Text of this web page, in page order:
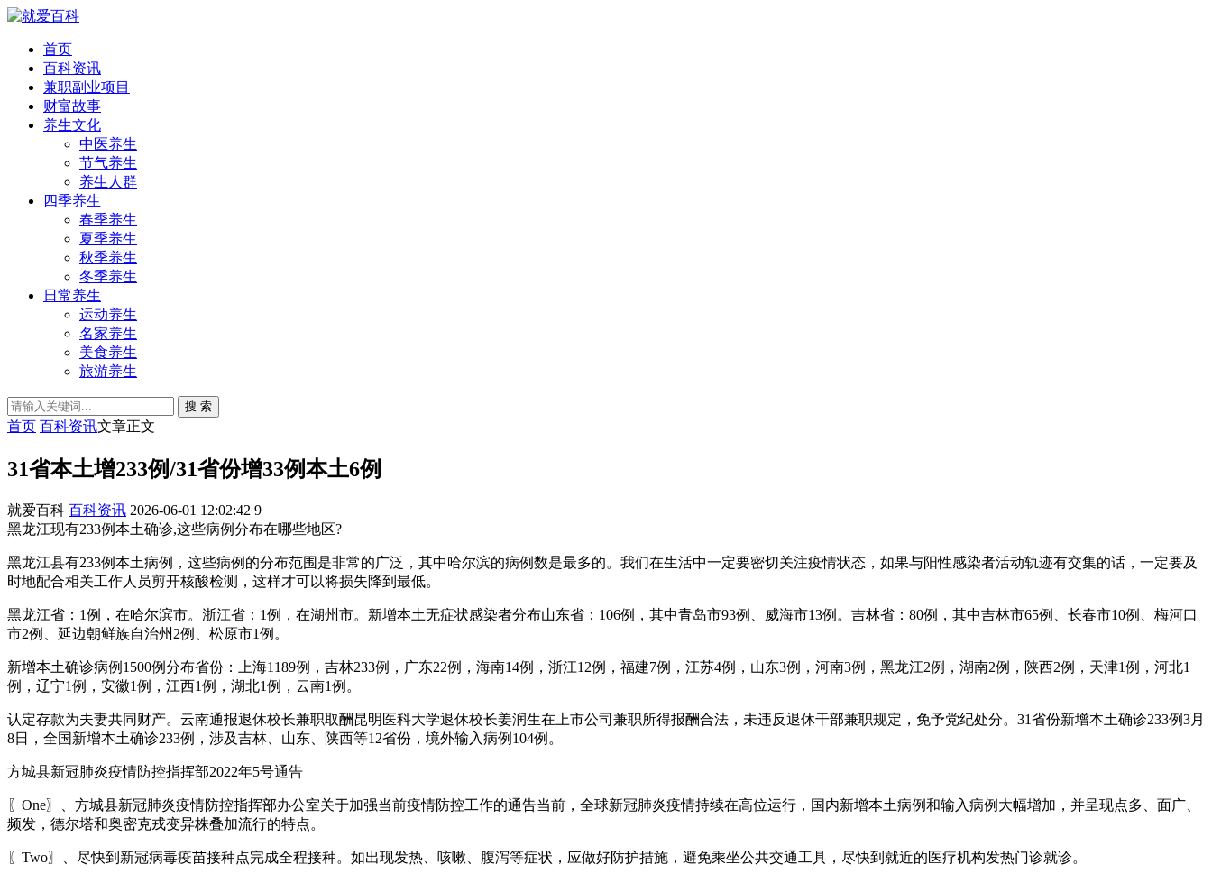
首页
百科资讯
兼职副业项目
财富故事
养生文化
中医养生
节气养生
养生人群
四季养生
春季养生
夏季养生
秋季养生
冬季养生
日常养生
运动养生
名家养生
美食养生
旅游养生
搜 索
首页 百科资讯文章正文
31省本土增233例/31省份增33例本土6例
就爱百科 百科资讯 2026-06-01 12:02:42 9
黑龙江现有233例本土确诊,这些病例分布在哪些地区?
黑龙江县有233例本土病例，这些病例的分布范围是非常的广泛，其中哈尔滨的病例数是最多的。我们在生活中一定要密切关注疫情状态，如果与阳性感染者活动轨迹有交集的话，一定要及
时地配合相关工作人员剪开核酸检测，这样才可以将损失降到最低。
黑龙江省：1例，在哈尔滨市。浙江省：1例，在湖州市。新增本土无症状感染者分布山东省：106例，其中青岛市93例、威海市13例。吉林省：80例，其中吉林市65例、长春市10例、梅河口
市2例、延边朝鲜族自治州2例、松原市1例。
新增本土确诊病例1500例分布省份：上海1189例，吉林233例，广东22例，海南14例，浙江12例，福建7例，江苏4例，山东3例，河南3例，黑龙江2例，湖南2例，陕西2例，天津1例，河北1
例，辽宁1例，安徽1例，江西1例，湖北1例，云南1例。
认定存款为夫妻共同财产。云南通报退休校长兼职取酬昆明医科大学退休校长姜润生在上市公司兼职所得报酬合法，未违反退休干部兼职规定，免予党纪处分。31省份新增本土确诊233例3月
8日，全国新增本土确诊233例，涉及吉林、山东、陕西等12省份，境外输入病例104例。
方城县新冠肺炎疫情防控指挥部2022年5号通告
〖One〗、方城县新冠肺炎疫情防控指挥部办公室关于加强当前疫情防控工作的通告当前，全球新冠肺炎疫情持续在高位运行，国内新增本土病例和输入病例大幅增加，并呈现点多、面广、
频发，德尔塔和奥密克戎变异株叠加流行的特点。
〖Two〗、尽快到新冠病毒疫苗接种点完成全程接种。如出现发热、咳嗽、腹泻等症状，应做好防护措施，避免乘坐公共交通工具，尽快到就近的医疗机构发热门诊就诊。